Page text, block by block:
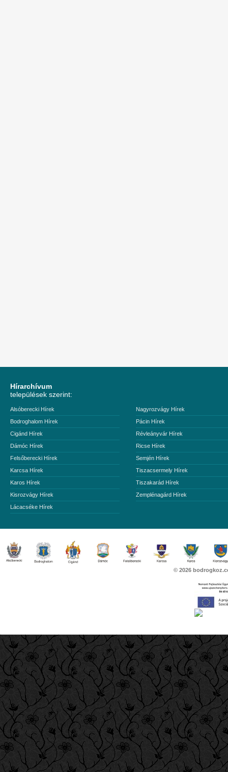
Hírarchívum
települések szerint:
Alsóberecki Hírek
Bodroghalom Hírek
Cigánd Hírek
Dámóc Hírek
Felsőberecki Hírek
Karcsa Hírek
Karos Hírek
Kisrozvágy Hírek
Lácacséke Hírek
Nagyrozvágy Hírek
Pácin Hírek
Révleányvár Hírek
Ricse Hírek
Semjén Hírek
Tiszacsermely Hírek
Tiszakarád Hírek
Zemplénagárd Hírek
© 2026